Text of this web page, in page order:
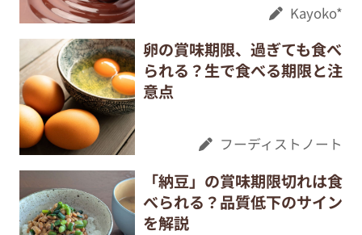
Kayoko*
卵の賞味期限、過ぎても食べ
られる？生で食べる期限と注
意点
フーディストノート
「納豆」の賞味期限切れは食
べられる？品質低下のサイン
を解説